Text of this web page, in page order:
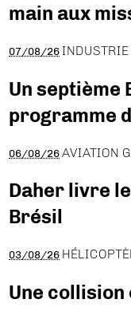
main aux
07/08/26 INDUSTRIE
Un septième
programme
06/08/26 AVIATION
Daher livre
Brésil
03/08/26
Une collision